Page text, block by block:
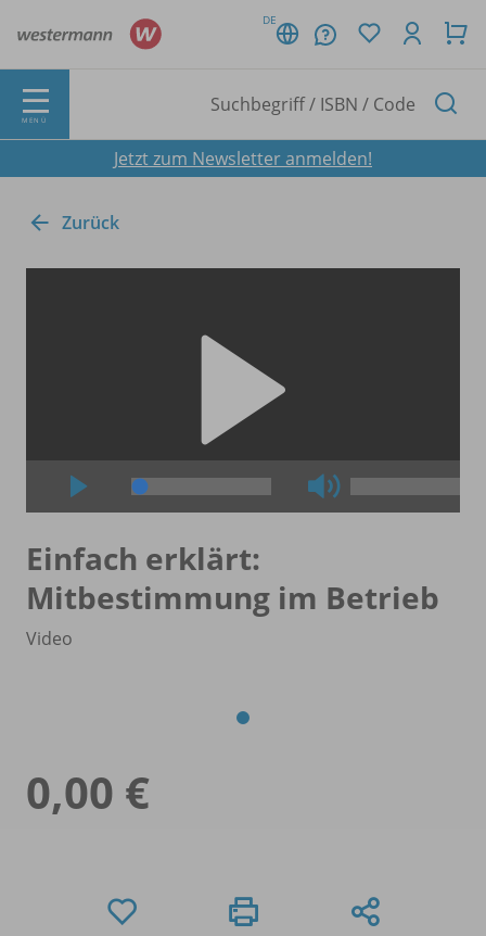
DE
MENÜ
Jetzt zum Newsletter anmelden!
Zurück
Einfach erklärt:
Mitbestimmung im Betrieb
Video
0,00 €